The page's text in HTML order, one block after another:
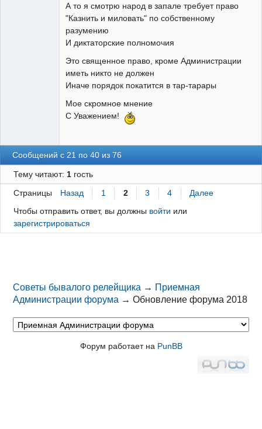
А то я смотрю народ в запале требует право
"Казнить и миловать" по собственному
разумению
И диктаторские полномочия
Это священное право, кроме Администрации
иметь никто не должен
Иначе порядок покатится в тар-тарары
Мое скромное мнение
С Уважением!
Сообщений с 21 по 40 из 76
Тему читают: 1гость
Страницы Назад 1 2 3 4
Далее
Чтобы отправить ответ, вы должны войти или
зарегистрироваться
Советы бывалого релейщика → Приемная
Администрации форума →Обновление форума 2018
Форум работает на PunBB